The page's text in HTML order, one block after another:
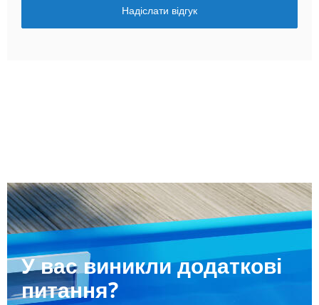
Надіслати відгук
У вас виникли додаткові
питання?